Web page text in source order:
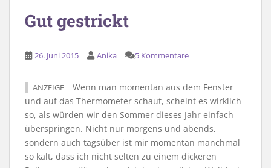
Gut gestrickt
26. Juni 2015 Anika 5 Kommentare
ANZEIGE
Wenn man momentan aus dem Fenster
und auf das Thermometer schaut, scheint es wirklich
so, als würden wir den Sommer dieses Jahr einfach
überspringen. Nicht nur morgens und abends,
sondern auch tagsüber ist mir momentan manchmal
so kalt, dass ich nicht selten zu einem dickeren